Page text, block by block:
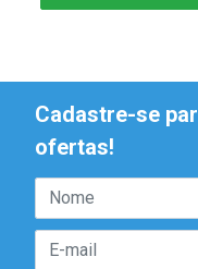
Cadastre-se
ofertas!